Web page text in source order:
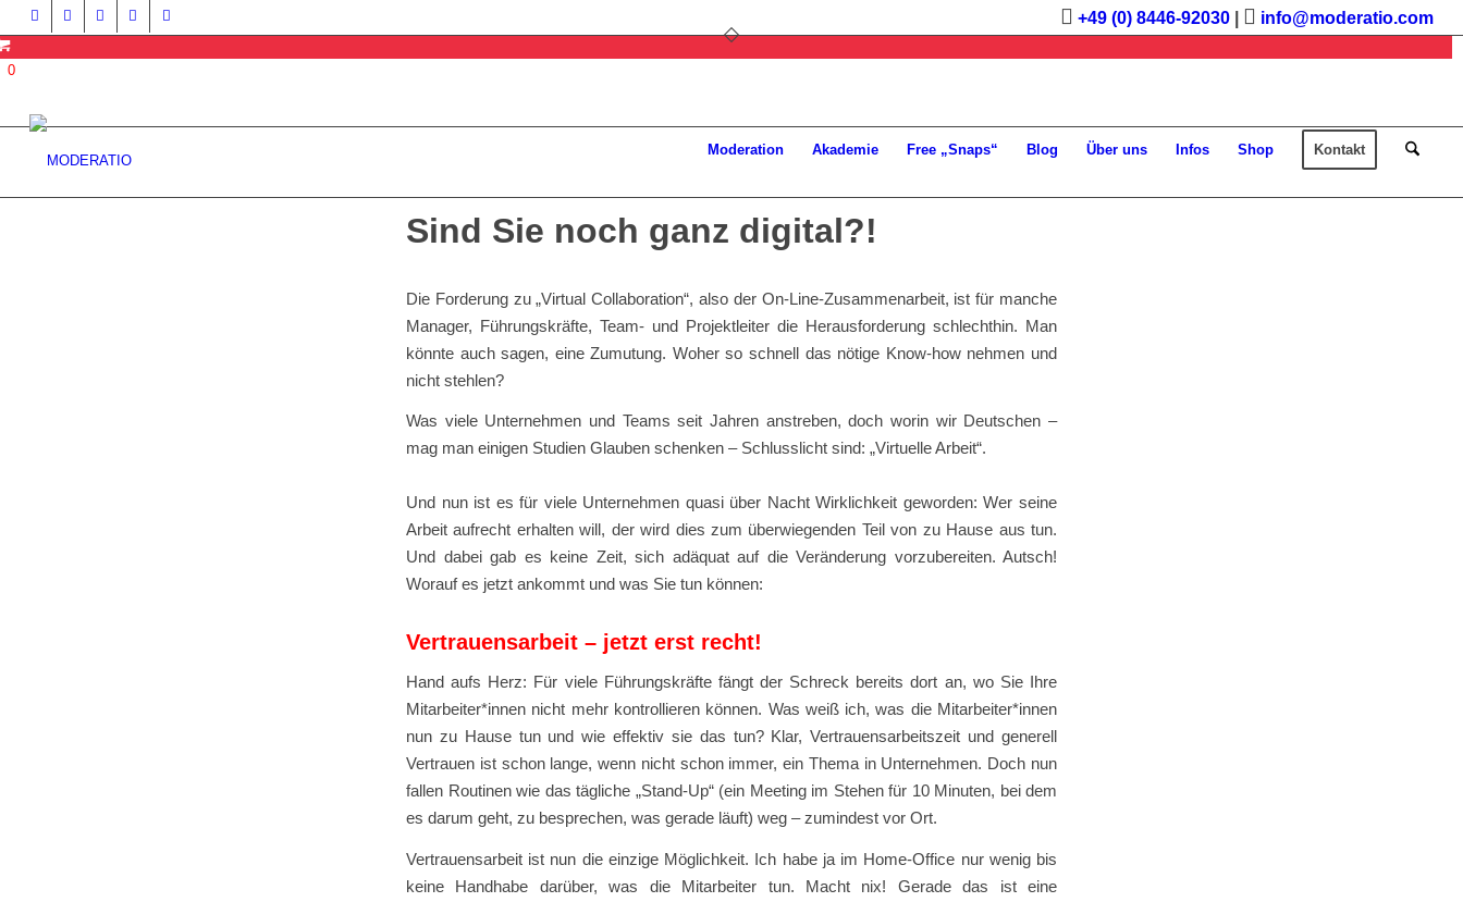
+49 (0) 8446-92030 info@moderatio.com
0
Moderation Akademie Free „Snaps“ Blog Über uns Infos Shop Kontakt
Sind Sie noch ganz digital?!
Die Forderung zu „Virtual Collaboration“, also der On-Line-Zusammenarbeit, ist für manche
Manager, Führungskräfte, Team- und Projektleiter die Herausforderung schlechthin. Man
könnte auch sagen, eine Zumutung. Woher so schnell das nötige Know-how nehmen und
nicht stehlen?
Was viele Unternehmen und Teams seit Jahren anstreben, doch worin wir Deutschen –
mag man einigen Studien Glauben schenken – Schlusslicht sind: „Virtuelle Arbeit“.
Und nun ist es für viele Unternehmen quasi über Nacht Wirklichkeit geworden: Wer seine
Arbeit aufrecht erhalten will, der wird dies zum überwiegenden Teil von zu Hause aus tun.
Und dabei gab es keine Zeit, sich adäquat auf die Veränderung vorzubereiten. Autsch!
Worauf es jetzt ankommt und was Sie tun können:
Vertrauensarbeit – jetzt erst recht!
Hand aufs Herz: Für viele Führungskräfte fängt der Schreck bereits dort an, wo Sie Ihre
Mitarbeiter*innen nicht mehr kontrollieren können. Was weiß ich, was die Mitarbeiter*innen
nun zu Hause tun und wie effektiv sie das tun? Klar, Vertrauensarbeitszeit und generell
Vertrauen ist schon lange, wenn nicht schon immer, ein Thema in Unternehmen. Doch nun
fallen Routinen wie das tägliche „Stand-Up“ (ein Meeting im Stehen für 10 Minuten, bei dem
es darum geht, zu besprechen, was gerade läuft) weg – zumindest vor Ort.
Vertrauensarbeit ist nun die einzige Möglichkeit. Ich habe ja im Home-Office nur wenig bis
keine Handhabe darüber, was die Mitarbeiter tun. Macht nix! Gerade das ist eine